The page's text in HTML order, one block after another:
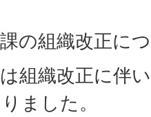
の組織改正に
組織改正に伴
ました。